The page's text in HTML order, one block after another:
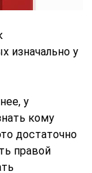
изначально у
у
кому
достаточно
правой